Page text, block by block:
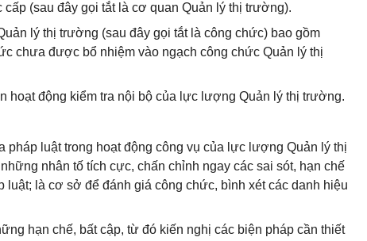
(sau đây gọi tắt là cơ quan Quản lý thị trường).
lý thị trường (sau đây gọi tắt là công chức) bao gồm
chưa được bổ nhiệm vào ngạch công chức Quản lý thị
hoạt động kiểm tra nội bộ của lực lượng Quản lý thị trường.
pháp luật trong hoạt động công vụ của lực lượng Quản lý thị
nhân tố tích cực, chấn chỉnh ngay các sai sót, hạn chế
luật; là cơ sở để đánh giá công chức, bình xét các danh hiệu
hạn chế, bất cập, từ đó kiến nghị các biện pháp cần thiết